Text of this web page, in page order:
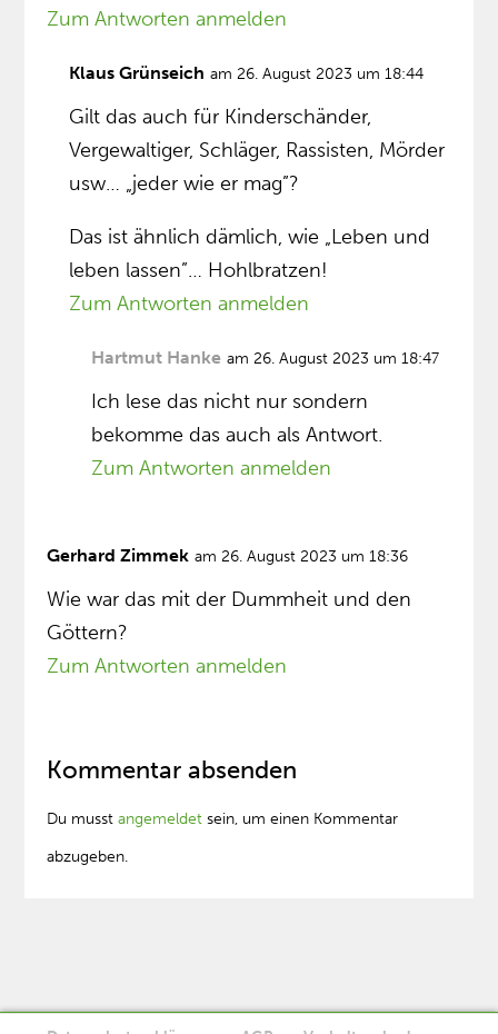
Zum Antworten anmelden
Klaus Grünseich am 26. August 2023 um 18:44
Gilt das auch für Kinderschänder,
Vergewaltiger, Schläger, Rassisten, Mörder
usw… „jeder wie er mag”?
Das ist ähnlich dämlich, wie „Leben und
leben lassen”… Hohlbratzen!
Zum Antworten anmelden
Hartmut Hanke am 26. August 2023 um 18:47
Ich lese das nicht nur sondern
bekomme das auch als Antwort.
Zum Antworten anmelden
Gerhard Zimmek am 26. August 2023 um 18:36
Wie war das mit der Dummheit und den
Göttern?
Zum Antworten anmelden
Kommentar absenden
Du musstangemeldet sein, um einen Kommentar
abzugeben.